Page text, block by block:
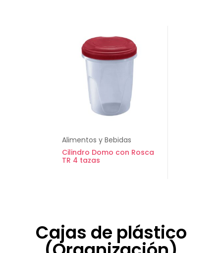
Alimentos y Bebidas
Cilindro Domo con Rosca
TR 4 tazas
Cajas de plástico